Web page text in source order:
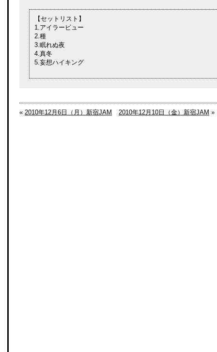
【セットリスト】
1.アイラービュー
2.種
3.眠れぬ夜
4.真冬
5.妄想ハイキング
« 2010年12月6日（月）新宿JAM 2010年12月10日（金）新宿JAM »